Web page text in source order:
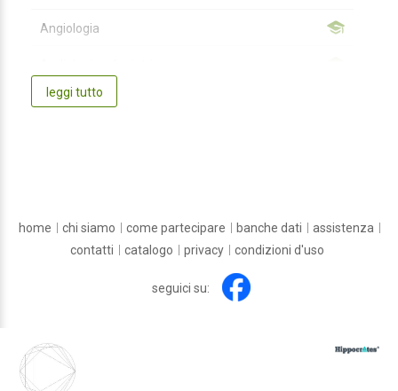
Angiologia
Biochimica clinica
Chirurgia Maxillo-facciale
Chirurgia toracica
leggi tutto
home chi siamo come partecipare banche dati
assistenza
contatti
catalogo privacy condizioni d'uso
seguici su: